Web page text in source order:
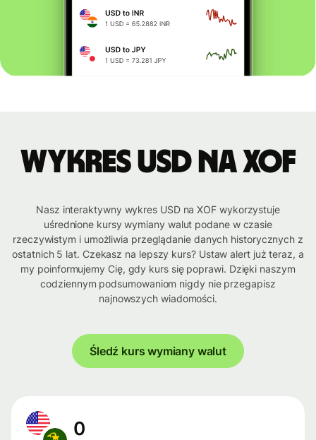
Wykres USD na XOF
Nasz interaktywny wykres USD na XOF wykorzystuje
uśrednione kursy wymiany walut podane w czasie
rzeczywistym i umożliwia przeglądanie danych historycznych z
ostatnich 5 lat. Czekasz na lepszy kurs? Ustaw alert już teraz, a
my poinformujemy Cię, gdy kurs się poprawi. Dzięki naszym
codziennym podsumowaniom nigdy nie przegapisz
najnowszych wiadomości.
Śledź kurs wymiany walut
0